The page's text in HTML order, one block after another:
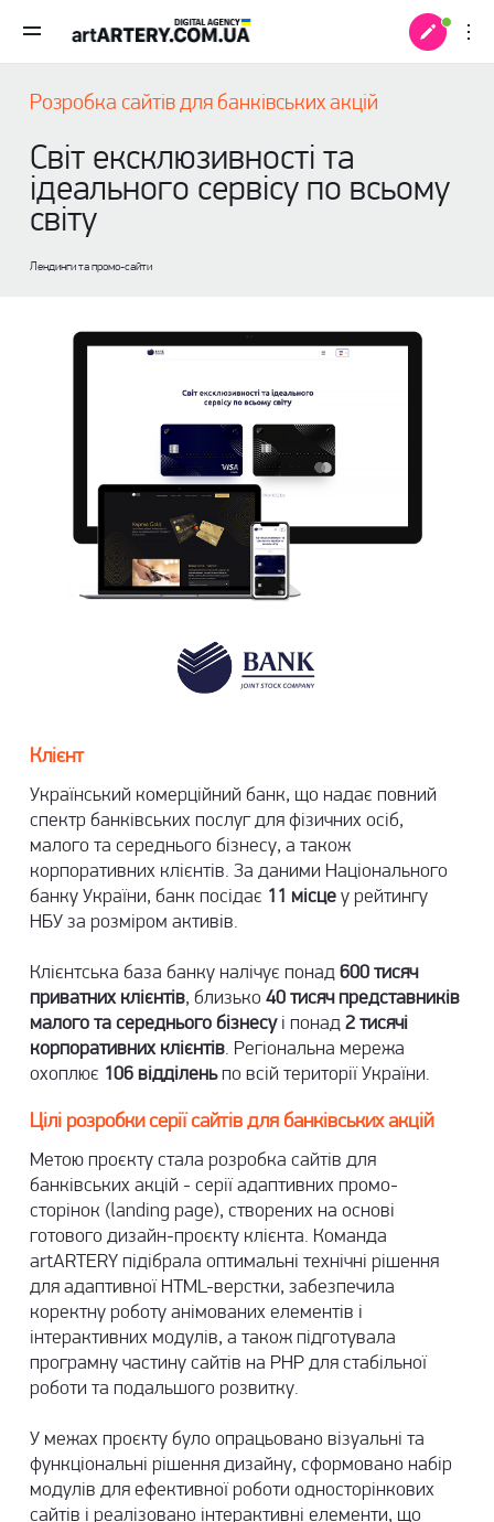
Розробка сайтів для банківських акцій
Світ ексклюзивності та
ідеального сервісу по всьому
світу
Лендинги та промо-сайти
Клієнт
Український комерційний банк, що надає повний
спектр банківських послуг для фізичних осіб,
малого та середнього бізнесу, а також
корпоративних клієнтів. За даними Національного
банку України, банк посідає 11 місцеу рейтингу
НБУ за розміром активів.
Клієнтська база банку налічує понад 600 тисяч
приватних клієнтів, близько 40 тисяч представників
малого та середнього бізнесуі понад 2 тисячі
корпоративних клієнтів. Регіональна мережа
охоплює 106 відділеньпо всій території України.
Цілі розробки серії сайтів для банківських акцій
Метою проєкту стала розробка сайтів для
банківських акцій - серії адаптивних промо-
сторінок (landing page), створених на основі
готового дизайн-проєкту клієнта. Команда
artARTERY підібрала оптимальні технічні рішення
для адаптивної HTML-верстки, забезпечила
коректну роботу анімованих елементів і
інтерактивних модулів, а також підготувала
програмну частину сайтів на PHP для стабільної
роботи та подальшого розвитку.
У межах проєкту було опрацьовано візуальні та
функціональні рішення дизайну, сформовано набір
модулів для ефективної роботи односторінкових
сайтів і реалізовано інтерактивні елементи, що